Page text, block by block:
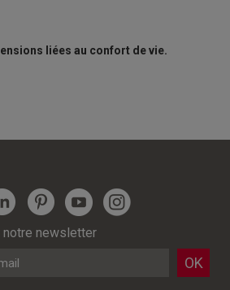
liées au confort de vie.
notre newsletter